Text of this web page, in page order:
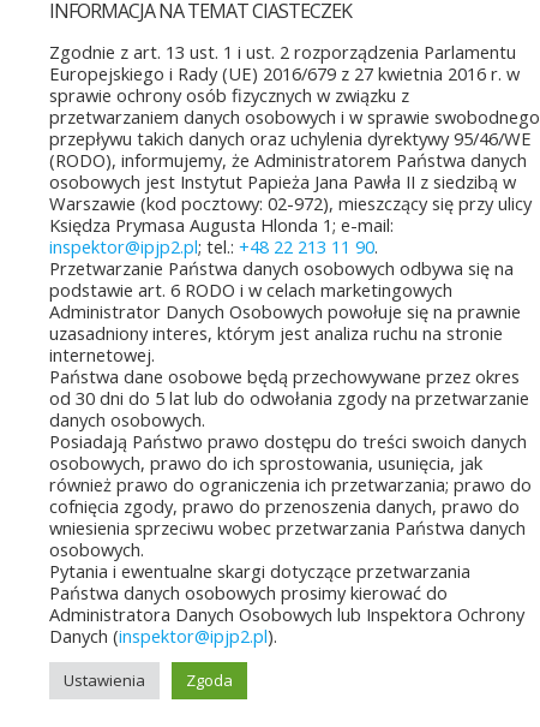
JUBILEUSZOWE XXV
MISTRZOSTWA POLSKI
DUCHOWIEŃSTWA
KLASYCZNYCH.
10 lipca&7b19p;2026
W dniach 6–10 lipca 2026
r. w Collegium Marianum
INFORMACJA NA TEMAT CIASTECZEK
Zgodnie z art. 13 ust. 1 i ust. 2 rozporządzenia Parlamentu
Europejskiego i Rady (UE) 2016/679 z 27 kwietnia 2016 r. w
sprawie ochrony osób fizycznych w związku z
przetwarzaniem danych osobowych i w sprawie swobodnego
przepływu takich danych oraz uchylenia dyrektywy 95/46/WE
(RODO), informujemy, że Administratorem Państwa danych
osobowych jest Instytut Papieża Jana Pawła II z siedzibą w
Warszawie (kod pocztowy: 02-972), mieszczący się przy ulicy
Księdza Prymasa Augusta Hlonda 1; e-mail:
inspektor@ipjp2.pl; tel.: +48 22 213 11 90.
Przetwarzanie Państwa danych osobowych odbywa się na
podstawie art. 6 RODO i w celach marketingowych
Administrator Danych Osobowych powołuje się na prawnie
uzasadniony interes, którym jest analiza ruchu na stronie
internetowej.
Państwa dane osobowe będą przechowywane przez okres
od 30 dni do 5 lat lub do odwołania zgody na przetwarzanie
danych osobowych.
Posiadają Państwo prawo dostępu do treści swoich danych
osobowych, prawo do ich sprostowania, usunięcia, jak
również prawo do ograniczenia ich przetwarzania; prawo do
cofnięcia zgody, prawo do przenoszenia danych, prawo do
wniesienia sprzeciwu wobec przetwarzania Państwa danych
osobowych.
Pytania i ewentualne skargi dotyczące przetwarzania
Państwa danych osobowych prosimy kierować do
Administratora Danych Osobowych lub Inspektora Ochrony
Danych (inspektor@ipjp2.pl).
Ustawienia Zgoda